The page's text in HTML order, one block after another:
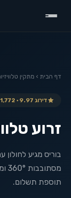
דף הבית › מתקין
דירוג 9.97 · 1,772 ביקורות מאומתות · מידרג
זרוע
בוריס מגיע
תוספת תשלום.